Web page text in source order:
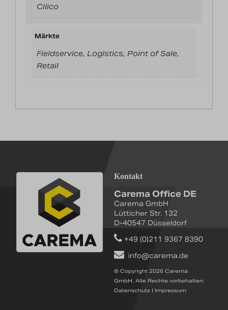
Cilico
Märkte
Fieldservice, Logistics, Point of Sale,
Retail
Kontakt
Carema Office DE
Carema GmbH
Lütticher Str. 132
D-40547 Düsseldorf
+49 (0)211 9367 8390
info@carema.de
© Copyright 2026 Carema
GmbH. Alle Rechte vorbehalten.
Datenschutz | Impressum